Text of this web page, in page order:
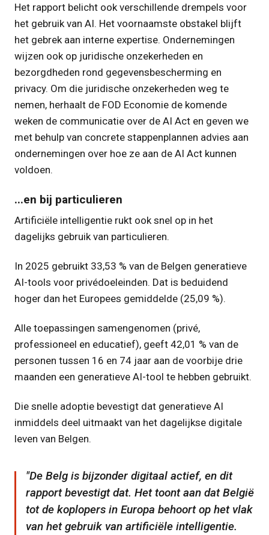
Het rapport belicht ook verschillende drempels voor
het gebruik van AI. Het voornaamste obstakel blijft
het gebrek aan interne expertise. Ondernemingen
wijzen ook op juridische onzekerheden en
bezorgdheden rond gegevensbescherming en
privacy. Om die juridische onzekerheden weg te
nemen, herhaalt de FOD Economie de komende
weken de communicatie over de AI Act en geven we
met behulp van concrete stappenplannen advies aan
ondernemingen over hoe ze aan de AI Act kunnen
voldoen.
...en bij particulieren
Artificiële intelligentie rukt ook snel op in het
dagelijks gebruik van particulieren.
In 2025 gebruikt 33,53 % van de Belgen generatieve
AI-tools voor privédoeleinden. Dat is beduidend
hoger dan het Europees gemiddelde (25,09 %).
Alle toepassingen samengenomen (privé,
professioneel en educatief), geeft 42,01 % van de
personen tussen 16 en 74 jaar aan de voorbije drie
maanden een generatieve AI-tool te hebben gebruikt.
Die snelle adoptie bevestigt dat generatieve AI
inmiddels deel uitmaakt van het dagelijkse digitale
leven van Belgen.
De Belg is bijzonder digitaal actief, en dit
rapport bevestigt dat. Het toont aan dat België
tot de koplopers in Europa behoort op het vlak
van het gebruik van artificiële intelligentie.